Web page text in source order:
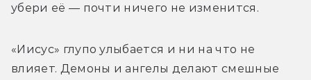
убери её — почти ничего не изменится.
«Иисус» глупо улыбается и ни на что не
влияет. Демоны и ангелы делают смешные